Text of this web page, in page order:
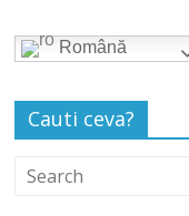
Română
Cauti ceva?